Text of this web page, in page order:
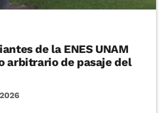
de la ENES UNAM